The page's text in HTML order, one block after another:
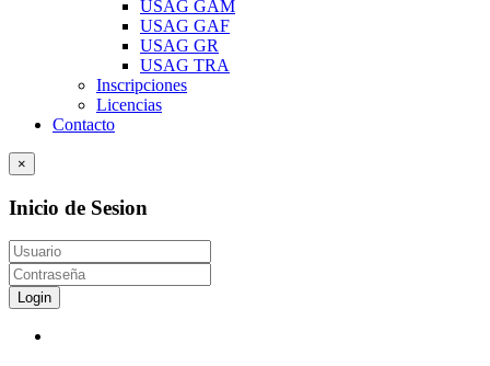
USAG GAM
USAG GAF
USAG GR
USAG TRA
Inscripciones
Licencias
Contacto
×
Inicio de Sesion
Login